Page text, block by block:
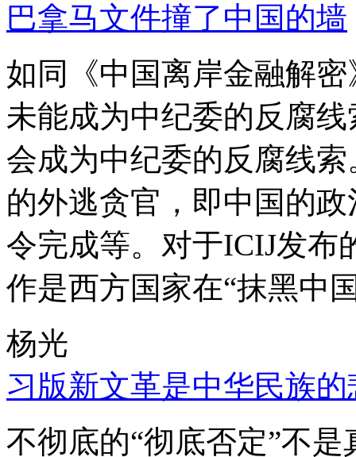
巴拿马文件撞了中国的墙
如同《中国离岸金融解
未能成为中纪委的反腐
会成为中纪委的反腐线
的外逃贪官，即中国的
令完成等。对于ICIJ发布
作是西方国家在“抹黑中
杨光
习版新文革是中华民族的
不彻底的“彻底否定”不